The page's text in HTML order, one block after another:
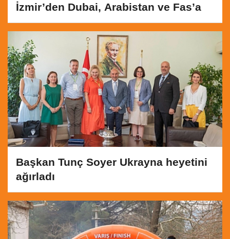
İzmir’den Dubai, Arabistan ve Fas’a
Başkan Tunç Soyer Ukrayna heyetini
ağırladı